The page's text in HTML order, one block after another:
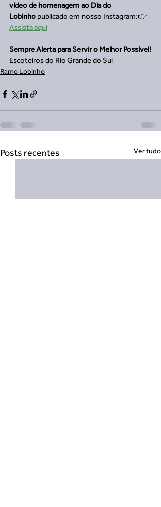
vídeo de homenagem ao Dia do
Lobinho publicado em nosso Instagram:👉
Assista aqui
Sempre Alerta para Servir o Melhor Possível!
Escoteiros do Rio Grande do Sul
Ramo Lobinho
Posts recentes Ver tudo